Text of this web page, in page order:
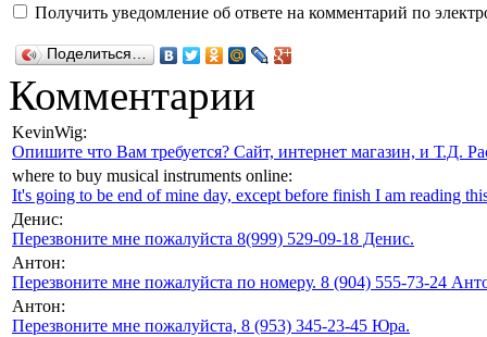
Получить уведомление об ответе на комментарий по
Поделиться…
Комментарии
KevinWig:
Опишите что Вам требуется? Сайт, интернет магазин, и Т.Д.
where to buy musical instruments online:
It's going to be end of mine day, except before finish I am reading
Денис:
Перезвоните мне пожалуйста 8(999) 529-09-18 Денис.
Антон:
Перезвоните мне пожалуйста по номеру. 8 (904) 555-73-24
Антон:
Перезвоните мне пожалуйста, 8 (953) 345-23-45 Юра.